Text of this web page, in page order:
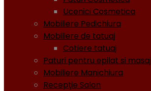
Ucenici Cosmetica
Mobiliere Pedichiura
Mobiliere de tatuaj
Cotiere tatuaj
Paturi pentru epilat si masaj
Mobiliere Manichiura
Recepţie Salon